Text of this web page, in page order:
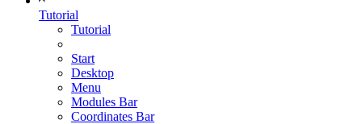
Tutorial
Tutorial
Start
Desktop
Menu
Modules Bar
Coordinates Bar